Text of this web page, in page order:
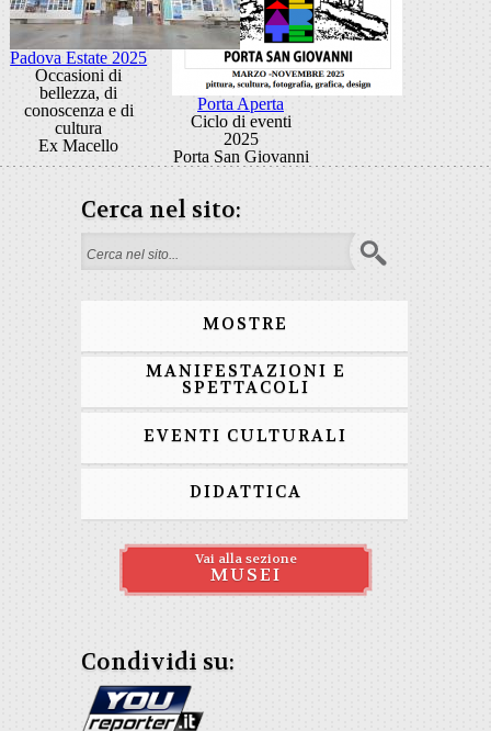
Porta Aperta
Ciclo di eventi
2025
Porta San Giovanni
Padova Estate 2025
Occasioni di
bellezza, di
conoscenza e di
cultura
Ex Macello
Cerca nel sito:
Form di ricerca
MOSTRE
MANIFESTAZIONI E
SPETTACOLI
EVENTI CULTURALI
DIDATTICA
Vai alla sezione
MUSEI
Condividi su: